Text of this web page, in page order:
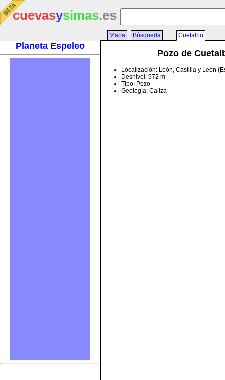
cuevasysimas.es
Planeta Espeleo
Mapa Búsqueda Cuetalbo
Pozo de
Localización: León, Castilla y León
Desnivel: 972 m
Tipo: Pozo
Geología: Caliza